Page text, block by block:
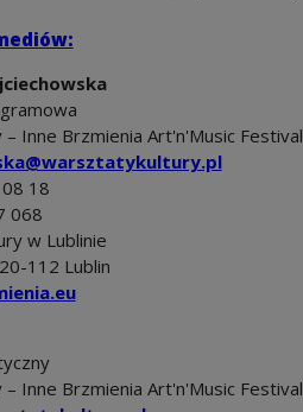
Inne Brzmienia Art'n'Music Festival
18
068
w Lublinie
112 Lublin
Inne Brzmienia Art'n'Music Festival